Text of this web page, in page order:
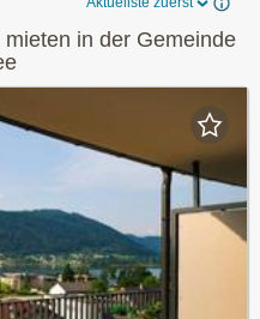
in der Gemeinde